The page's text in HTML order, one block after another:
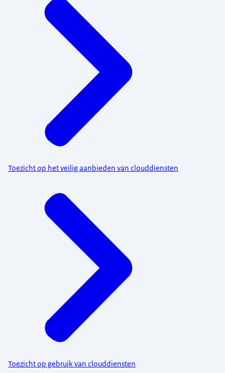
Toezicht op het veilig aanbieden van clouddiensten
Toezicht op gebruik van clouddiensten